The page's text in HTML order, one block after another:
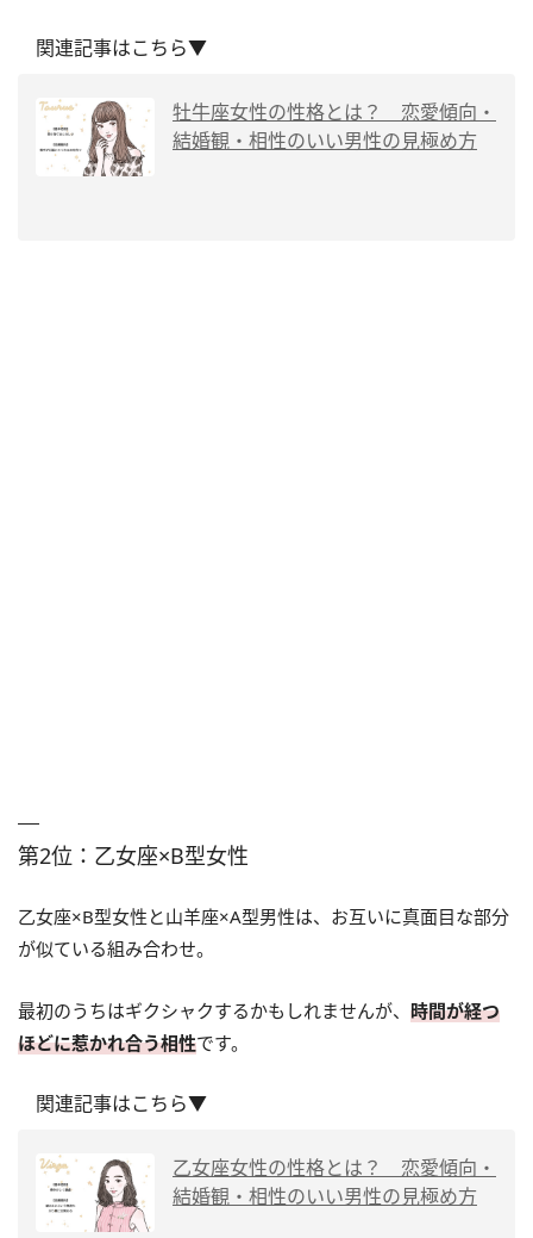
関連記事はこちら▼
牡牛座女性の性格とは？ 恋愛傾向・
結婚観・相性のいい男性の見極め方
第2位：乙女座×B型女性
乙女座×B型女性と山羊座×A型男性は、お互いに真面目な部分
が似ている組み合わせ。
最初のうちはギクシャクするかもしれませんが、 時間が経つ
ほどに惹かれ合う相性です。
関連記事はこちら▼
乙女座女性の性格とは？ 恋愛傾向・
結婚観・相性のいい男性の見極め方